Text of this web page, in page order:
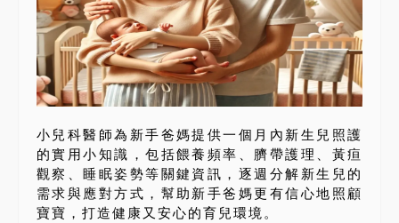
小兒科醫師為新手爸媽提供一個月內新生兒照護
的實用小知識，包括餵養頻率、臍帶護理、黃疸
觀察、睡眠姿勢等關鍵資訊，逐週分解新生兒的
需求與應對方式，幫助新手爸媽更有信心地照顧
寶寶，打造健康又安心的育兒環境。